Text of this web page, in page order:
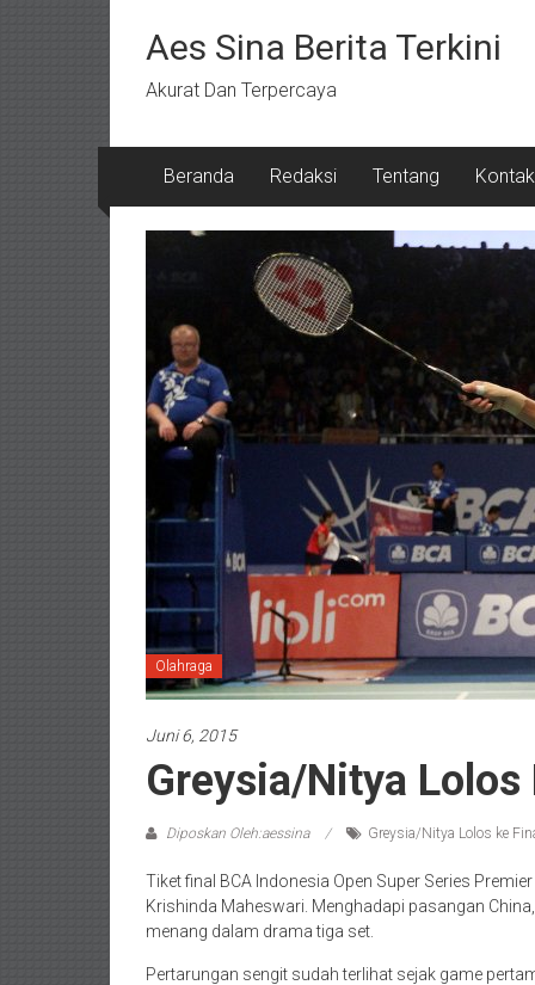
kontenAes Sina Berita Terkini
Akurat Dan Terpercaya
Beranda Redaksi Tentang Kontak
Olahraga
Juni 6, 2015
Greysia/Nitya Lolos
Diposkan Oleh:aessina Greysia/Nitya Lolos ke
Tiket final BCA Indonesia Open Super Series
Krishinda Maheswari. Menghadapi pasangan
menang dalam drama tiga set.
Pertarungan sengit sudah terlihat sejak game